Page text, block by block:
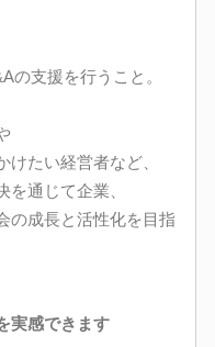
の支援を行うこと。
たい経営者など、
通じて企業、
の成長と活性化を目指
実感できます